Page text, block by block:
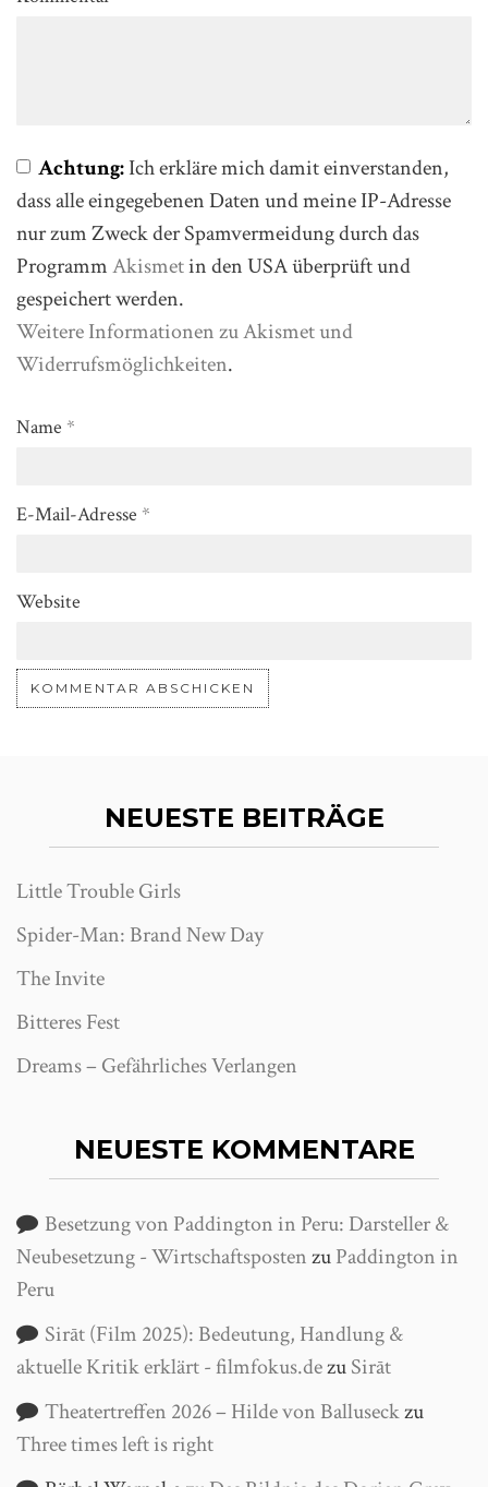
Achtung:Ich erkläre mich damit einverstanden,
dass alle eingegebenen Daten und meine IP-Adresse
nur zum Zweck der Spamvermeidung durch das
ProgrammAkismetin den USA überprüft und
gespeichert werden.
Weitere Informationen zu Akismet und
Widerrufsmöglichkeiten.
Name *
E-Mail-Adresse *
Website
NEUESTE BEITRÄGE
Little Trouble Girls
Spider-Man: Brand New Day
The Invite
Bitteres Fest
Dreams – Gefährliches Verlangen
NEUESTE KOMMENTARE
Besetzung von Paddington in Peru: Darsteller &
Neubesetzung - WirtschaftspostenzuPaddington in
Peru
Sirāt (Film 2025): Bedeutung, Handlung &
aktuelle Kritik erklärt - filmfokus.dezuSirāt
Theatertreffen 2026 – Hilde von Balluseckzu
Three times left is right